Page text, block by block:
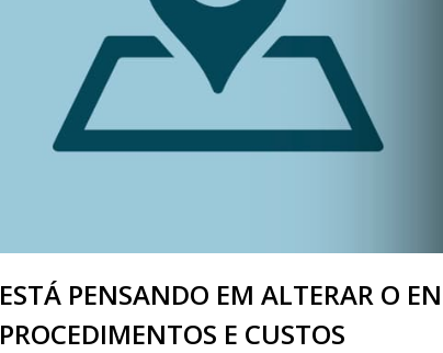
ESTÁ PENSANDO EM ALTERAR O
PROCEDIMENTOS E CUSTOS